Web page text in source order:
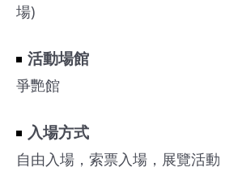
回
場
地
請
新
場)
活動場館
爭艷館
入場方式
自由入場，索票入場，展覽活動